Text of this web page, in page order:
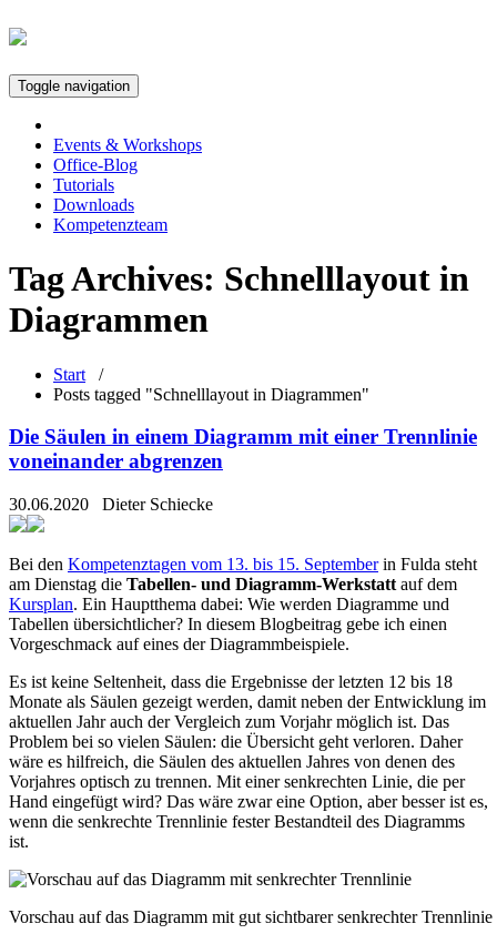
Toggle navigation
Events & Workshops
Office-Blog
Tutorials
Downloads
Kompetenzteam
Tag Archives: Schnelllayout in
Diagrammen
Start /
Posts tagged "Schnelllayout in Diagrammen"
Die Säulen in einem Diagramm mit einer Trennlinie
voneinander abgrenzen
30.06.2020 Dieter Schiecke
Bei den Kompetenztagen vom 13. bis 15. Septemberin Fulda steht
am Dienstag die Tabellen- und Diagramm-Werkstatt auf dem
Kursplan. Ein Hauptthema dabei: Wie werden Diagramme und
Tabellen übersichtlicher? In diesem Blogbeitrag gebe ich einen
Vorgeschmack auf eines der Diagrammbeispiele.
Es ist keine Seltenheit, dass die Ergebnisse der letzten 12 bis 18
Monate als Säulen gezeigt werden, damit neben der Entwicklung im
aktuellen Jahr auch der Vergleich zum Vorjahr möglich ist. Das
Problem bei so vielen Säulen: die Übersicht geht verloren. Daher
wäre es hilfreich, die Säulen des aktuellen Jahres von denen des
Vorjahres optisch zu trennen. Mit einer senkrechten Linie, die per
Hand eingefügt wird? Das wäre zwar eine Option, aber besser ist es,
wenn die senkrechte Trennlinie fester Bestandteil des Diagramms
ist.
Vorschau auf das Diagramm mit gut sichtbarer senkrechter